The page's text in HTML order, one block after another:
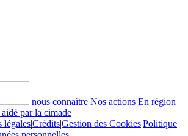
nous connaître Nos actions En région
par la cimade
légales|Crédits|Gestion des Cookies|Politique